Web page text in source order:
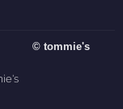
© tommie's